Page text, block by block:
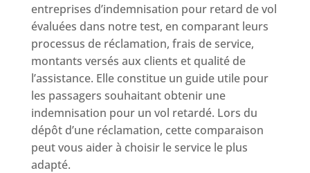
entreprises d’indemnisation pour retard de vol
évaluées dans notre test, en comparant leurs
processus de réclamation, frais de service,
montants versés aux clients et qualité de
l’assistance. Elle constitue un guide utile pour
les passagers souhaitant obtenir une
indemnisation pour un vol retardé. Lors du
dépôt d’une réclamation, cette comparaison
peut vous aider à choisir le service le plus
adapté.